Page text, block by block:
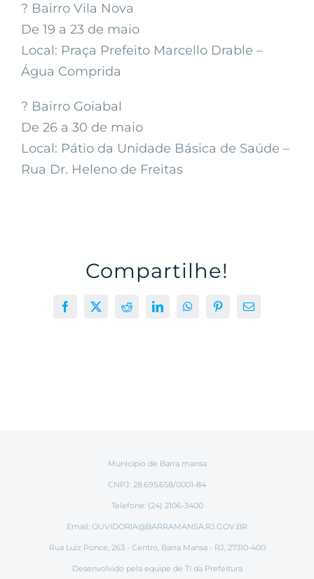
? Bairro Vila Nova
De 19 a 23 de maio
Local: Praça Prefeito Marcello Drable –
Água Comprida
? Bairro Goiabal
De 26 a 30 de maio
Local: Pátio da Unidade Básica de Saúde –
Rua Dr. Heleno de Freitas
Compartilhe!
Facebook
X RedditLinkedInWhatsAppPinterest
E-
Município de Barra mansa
CNPJ: 28.695.658/0001-84
Telefone: (24) 2106-3400
Email: OUVIDORIA@BARRAMANSA.RJ.GOV.BR
Rua Luiz Ponce, 263 - Centro, Barra Mansa - RJ, 27310-400
Desenvolvido pela equipe de TI da Prefeitura